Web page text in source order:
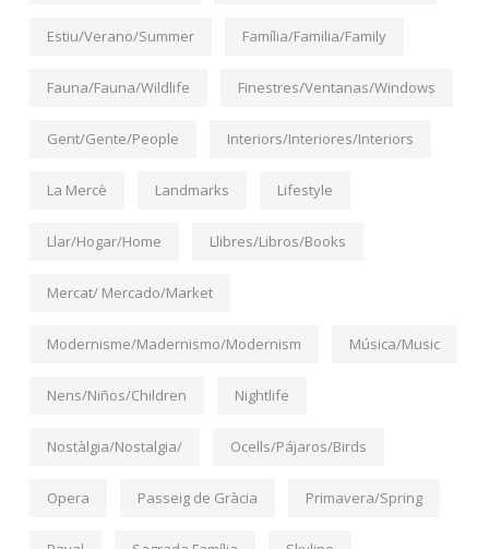
Estiu/Verano/Summer Família/Familia/Family
Fauna/Fauna/Wildlife Finestres/Ventanas/Windows
Gent/Gente/People Interiors/Interiores/Interiors
La Mercè Landmarks Lifestyle
Llar/Hogar/Home Llibres/Libros/Books
Mercat/ Mercado/Market
Modernisme/Madernismo/Modernism Música/Music
Nens/Niños/Children Nightlife
Nostàlgia/Nostalgia/ Ocells/Pájaros/Birds
Opera Passeig de Gràcia Primavera/Spring